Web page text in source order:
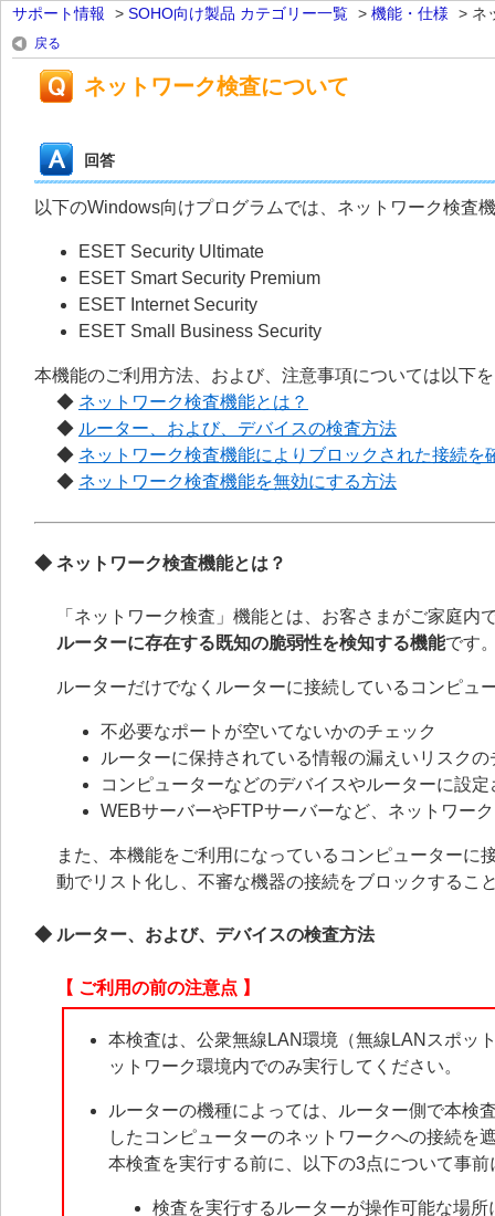
サポート情報 > SOHO向け製品 カテゴリー一覧 > 機能・仕様 > ネ
戻る
ネットワーク検査について
回答
以下のWindows向けプログラムでは、ネットワーク検査
ESET Security Ultimate
ESET Smart Security Premium
ESET Internet Security
ESET Small Business Security
本機能のご利用方法、および、注意事項については以下
◆ ネットワーク検査機能とは？
◆ ルーター、および、デバイスの検査方法
◆ ネットワーク検査機能によりブロックされた接続を
◆ ネットワーク検査機能を無効にする方法
◆ ネットワーク検査機能とは？
「ネットワーク検査」機能とは、お客さまがご家庭
ルーターに存在する既知の脆弱性を検知する機能です
ルーターだけでなくルーターに接続しているコンピ
不必要なポートが空いてないかのチェック
ルーターに保持されている情報の漏えいリスクの
コンピューターなどのデバイスやルーターに設
WEBサーバーやFTPサーバーなど、ネットワー
また、本機能をご利用になっているコンピューター
動でリスト化し、不審な機器の接続をブロックするこ
◆ ルーター、および、デバイスの検査方法
【 ご利用の前の注意点 】
本検査は、公衆無線LAN環境（無線LANスポッ
ットワーク環境内でのみ実行してください。
ルーターの機種によっては、ルーター側で本検
したコンピューターのネットワークへの接続を
本検査を実行する前に、以下の3点について事
検査を実行するルーターが操作可能な場所